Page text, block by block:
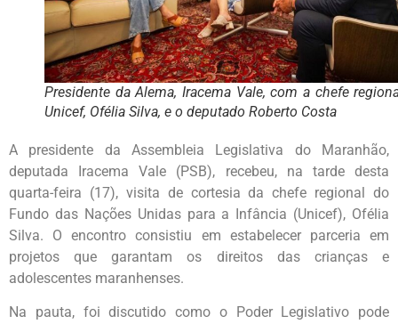
Presidente da Alema, Iracema Vale, com a chefe
Unicef, Ofélia Silva, e o deputado Roberto Costa
A presidente da Assembleia Legislativa do Maranhão,
deputada Iracema Vale (PSB), recebeu, na tarde desta
quarta-feira (17), visita de cortesia da chefe regional do
Fundo das Nações Unidas para a Infância (Unicef), Ofélia
Silva. O encontro consistiu em estabelecer parceria em
projetos que garantam os direitos das crianças e
adolescentes maranhenses.
Na pauta, foi discutido como o Poder Legislativo pode